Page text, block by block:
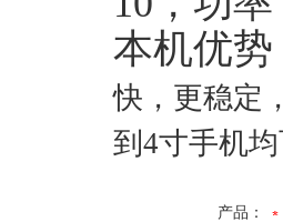
本机优势
快，更稳定
到4寸手机
产品：